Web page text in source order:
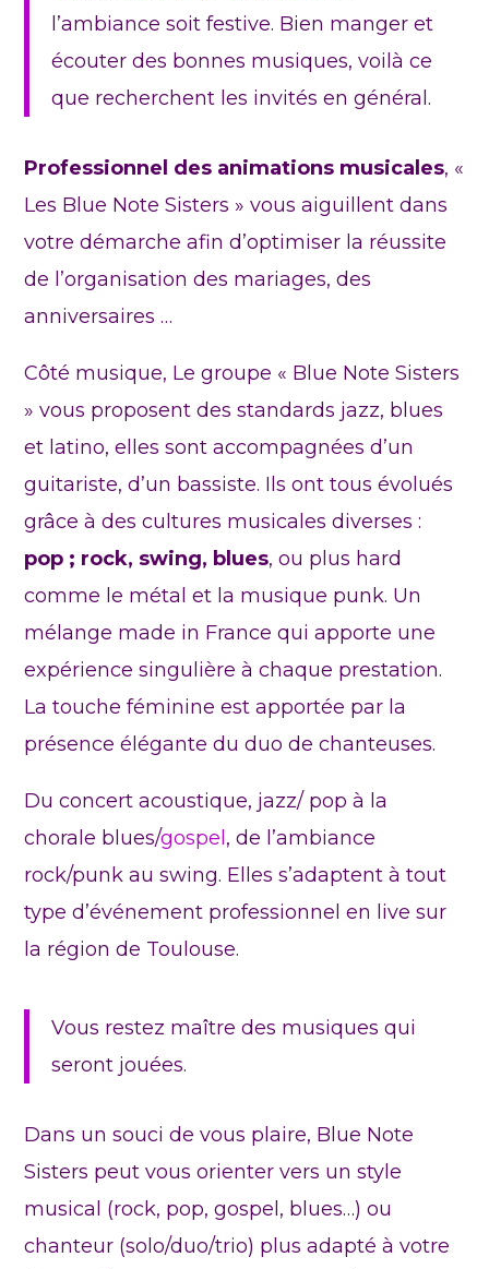
l’ambiance soit festive. Bien manger et
écouter des bonnes musiques, voilà ce
que recherchent les invités en général.
Professionnel des animations musicales, «
Les Blue Note Sisters » vous aiguillent dans
votre démarche afin d’optimiser la réussite
de l’organisation des mariages, des
anniversaires …
Côté musique, Le groupe « Blue Note Sisters
» vous proposent des standards jazz, blues
et latino, elles sont accompagnées d’un
guitariste, d’un bassiste. Ils ont tous évolués
grâce à des cultures musicales diverses :
pop ; rock, swing, blues, ou plus hard
comme le métal et la musique punk. Un
mélange made in France qui apporte une
expérience singulière à chaque prestation.
La touche féminine est apportée par la
présence élégante du duo de chanteuses.
Du concert acoustique, jazz/ pop à la
chorale blues/gospel , de l’ambiance
rock/punk au swing. Elles s’adaptent à tout
type d’événement professionnel en live sur
la région de Toulouse.
Vous restez maître des musiques qui
seront jouées.
Dans un souci de vous plaire, Blue Note
Sisters peut vous orienter vers un style
musical (rock, pop, gospel, blues…) ou
chanteur (solo/duo/trio) plus adapté à votre